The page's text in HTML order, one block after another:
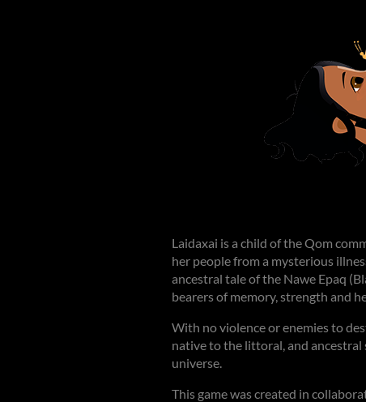
Laidaxai is a child of the Qom
her people from a mysterious
ancestral tale of the Nawe Epaq
bearers of memory, strength and
With no violence or enemies to
native to the littoral, and
universe.
This game was created in